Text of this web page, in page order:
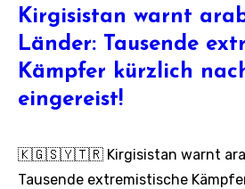
Kirgisistan warnt
Länder: Tausende
Kämpfer kürzlich
eingereist!
🇰🇬🇸🇾🇹🇷 Kirgisistan warnt
Tausende extremistische